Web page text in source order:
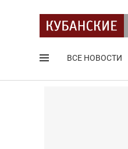
ВСЕ НОВОСТИ